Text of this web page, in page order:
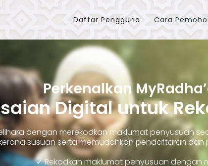
Daftar Pengguna Cara
Perkenalkan
Digital untuk
dengan merekodkan maklumat penyusuan
susuan serta memudahkan pendaftaran dan
✓ Rekodkan maklumat penyusuan dengan